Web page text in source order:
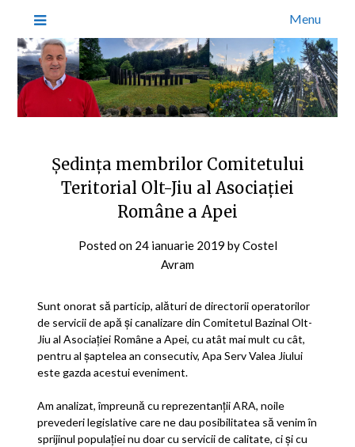
Menu
Ședința membrilor Comitetului
Teritorial Olt-Jiu al Asociației
Române a Apei
Posted on 24 ianuarie 2019 byCostel
Avram
Sunt onorat să particip, alături de directorii operatorilor
de servicii de apă și canalizare din Comitetul Bazinal Olt-
Jiu al Asociației Române a Apei, cu atât mai mult cu cât,
pentru al șaptelea an consecutiv, Apa Serv Valea Jiului
este gazda acestui eveniment.
Am analizat, împreună cu reprezentanții ARA, noile
prevederi legislative care ne dau posibilitatea să venim în
sprijinul populației nu doar cu servicii de calitate, ci și cu